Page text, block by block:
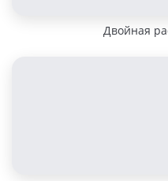
Двойная